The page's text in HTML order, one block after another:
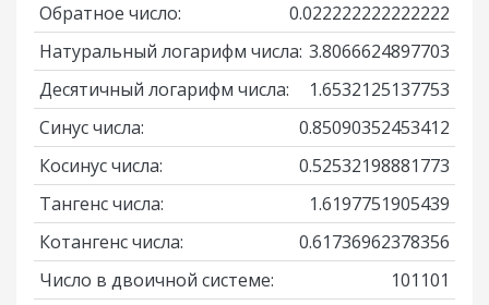
Обратное число:
0.022222222222222
Натуральный логарифм числа: 3.8066624897703
Десятичный логарифм числа:
1.6532125137753
Синус числа:
0.85090352453412
Косинус числа:
0.52532198881773
Тангенс числа:
1.6197751905439
Котангенс числа:
0.61736962378356
Число в двоичной системе:
101101